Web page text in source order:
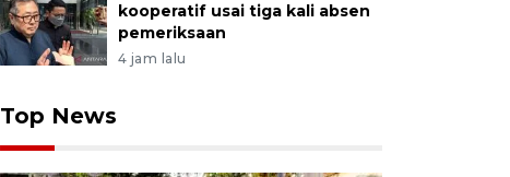
kooperatif usai tiga kali absen
pemeriksaan
4 jam lalu
Top News